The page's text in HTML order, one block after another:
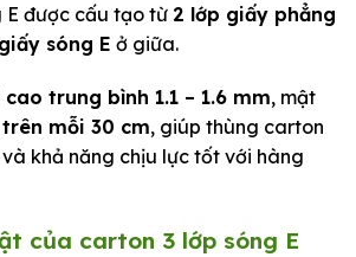
E được cấu tạo từ 2 lớp giấy phẳng
sóng E ở giữa.
cao trung bình 1.1 – 1.6 mm, mật
mỗi 30 cm, giúp thùng carton
khả năng chịu lực tốt với hàng
của carton 3 lớp sóng E